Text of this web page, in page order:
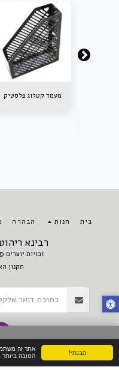
הבנתי!
הטובה
מעמד קטלוג פלסטיק
רבינא
זכויות יוצרים © 2026 כל הזכויות
תקנון
בית חנות הבהרה